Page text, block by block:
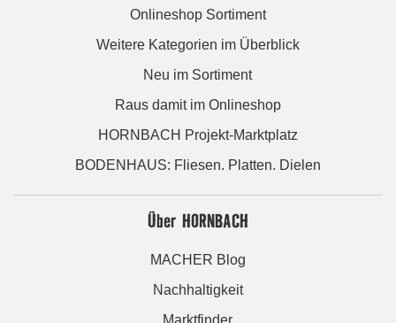
Onlineshop Sortiment
Weitere Kategorien im Überblick
Neu im Sortiment
Raus damit im Onlineshop
HORNBACH Projekt-Marktplatz
BODENHAUS: Fliesen. Platten. Dielen
Über HORNBACH
MACHER Blog
Nachhaltigkeit
Marktfinder